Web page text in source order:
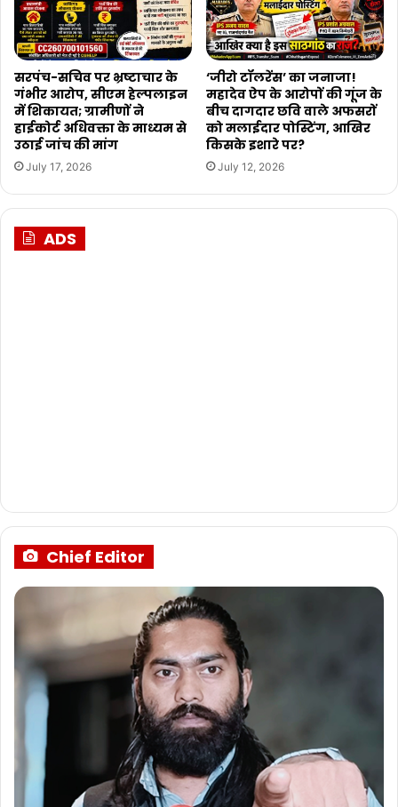
सरपंच-सचिव पर भ्रष्टाचार के
गंभीर आरोप, सीएम हेल्पलाइन
में शिकायत; ग्रामीणों ने
हाईकोर्ट अधिवक्ता के माध्यम से
उठाई जांच की मांग
July 17, 2026
‘जीरो टॉलरेंस’ का जनाजा!
महादेव ऐप के आरोपों की गूंज के
बीच दागदार छवि वाले अफसरों
को मलाईदार पोस्टिंग, आखिर
किसके इशारे पर?
July 12, 2026
ADS
Chief Editor